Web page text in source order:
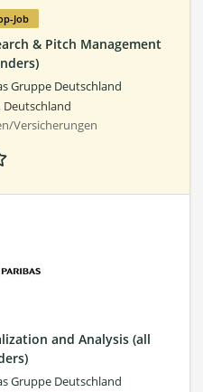
Job
& Pitch Management
Gruppe Deutschland
Deutschland
Versicherungen
and Analysis (all
Gruppe Deutschland